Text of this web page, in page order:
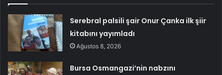
Serebral palsili şair Onur Çanka ilk şiir
kitabını yayımladı
Ağustos 8, 2026
Bursa Osmangazi’nin nabzını